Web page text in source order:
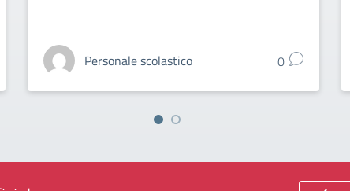
Personale scolastico 0